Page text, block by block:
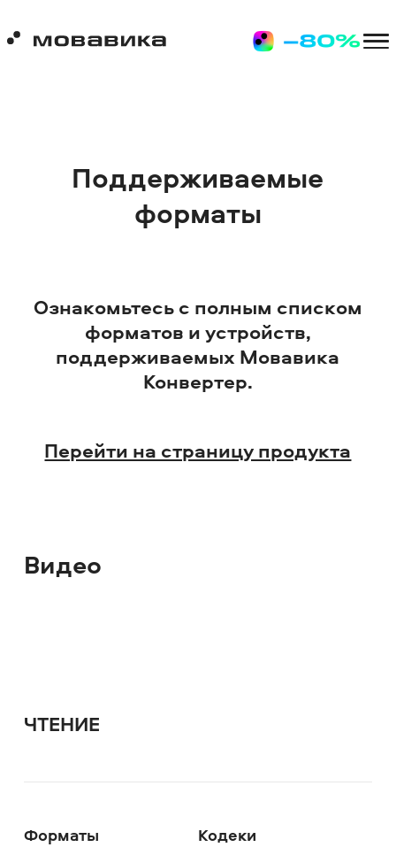
Поддерживаемые
форматы
Ознакомьтесь с полным списком
форматов и устройств,
поддерживаемых Мовавика
Конвертер.
Перейти на страницу продукта
Видео
ЧТЕНИЕ
Форматы Кодеки